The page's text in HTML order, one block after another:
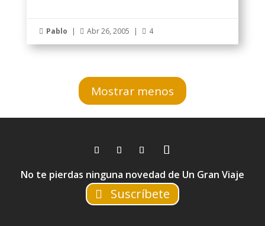
 Pablo |  Abr 26, 2005 |  4
Mostrar menos
No te pierdas ninguna novedad de Un Gran Viaje
Suscríbete